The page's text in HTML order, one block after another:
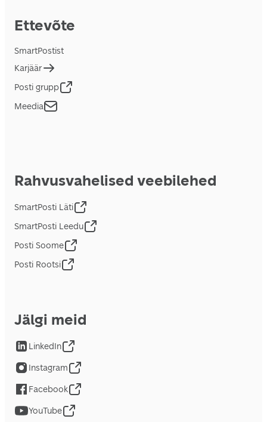
Ettevõte
SmartPostist
Karjäär
Posti grupp
Meedia
Rahvusvahelised veebilehed
SmartPosti Läti
SmartPosti Leedu
Posti Soome
Posti Rootsi
Jälgi meid
LinkedIn
Instagram
Facebook
YouTube